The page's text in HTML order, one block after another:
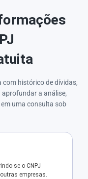
com histórico de dívidas,
a análise,
uma consulta sob
se o CNPJ
empresas.